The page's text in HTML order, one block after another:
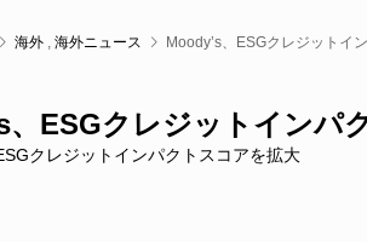
海外 , 海外ニュース Moody’s、ESGクレジットイ
、ESGクレジットインパ